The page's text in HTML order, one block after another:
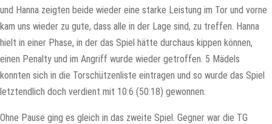
und Hanna zeigten beide wieder eine starke Leistung im Tor und vorne
kam uns wieder zu gute, dass alle in der Lage sind, zu treffen. Hanna
hielt in einer Phase, in der das Spiel hätte durchaus kippen können,
einen Penalty und im Angriff wurde wieder getroffen. 5 Mädels
konnten sich in die Torschützenliste eintragen und so wurde das Spiel
letztendlich doch verdient mit 10:6 (50:18) gewonnen.
Ohne Pause ging es gleich in das zweite Spiel. Gegner war die TG